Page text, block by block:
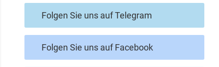
Folgen Sie uns auf Telegram
Folgen Sie uns auf Facebook